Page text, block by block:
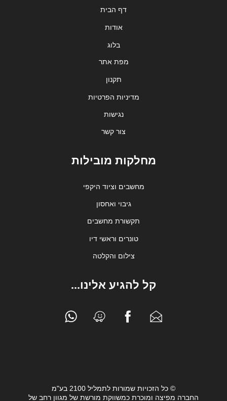
דף הבית
אודות
בלוג
מפת אתר
תקנון
מדיניות הפרטיות
נגישות
צור קשר
מחלקות מובילות
מחשבים וציוד היקפי
גיבוי ואחסון
תקשורת מחשבים
טונרים וראשי דיו
צילום והקלטה
קל להגיע אלינו...
© כל הזכויות שמורות לתמליל 2100 בע"מ
החברה מפיצה ומוכרת כמשווקת מורשת של מגוון רחב של